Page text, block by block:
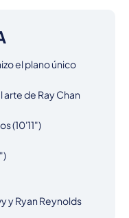
el plano único
de Ray Chan
(10'11")
y Ryan Reynolds